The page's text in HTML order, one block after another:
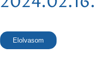
Elolvasom